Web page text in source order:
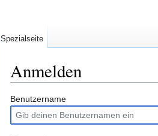
Anmelden
Zur
Navigation
springen
Zur
Suche
springen
Benutzername
Spezialseite